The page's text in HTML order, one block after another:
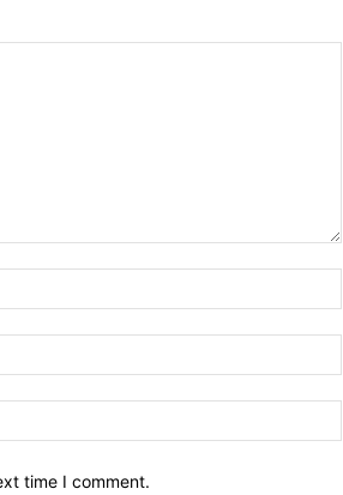
time I comment.